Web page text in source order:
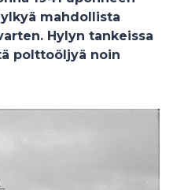
mahdollista
Hylyn tankeissa
polttoöljyä noin